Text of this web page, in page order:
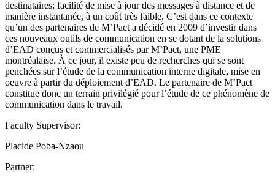
destinataires; facilité de mise à jour des messages à distance et de
manière instantanée, à un coût très faible. C’est dans ce contexte
qu’un des partenaires de M’Pact a décidé en 2009 d’investir dans
ces nouveaux outils de communication en se dotant de la solutions
d’EAD conçus et commercialisés par M’Pact, une PME
montréalaise. À ce jour, il existe peu de recherches qui se sont
penchées sur l’étude de la communication interne digitale, mise en
oeuvre à partir du déploiement d’EAD. Le partenaire de M’Pact
constitue donc un terrain privilégié pour l’étude de ce phénomène de
communication dans le travail.
Faculty Supervisor:
Placide Poba-Nzaou
Partner: